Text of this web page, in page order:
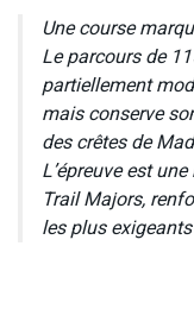
Une course
Le parcours de
partiellement
mais conserve
des crêtes de
L’épreuve est
Trail Majors,
les plus